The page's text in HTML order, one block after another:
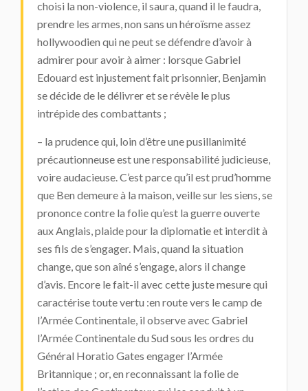
choisi la non-violence, il saura, quand il le faudra,
prendre les armes, non sans un héroïsme assez
hollywoodien qui ne peut se défendre d’avoir à
admirer pour avoir à aimer : lorsque Gabriel
Edouard est injustement fait prisonnier, Benjamin
se décide de le délivrer et se révèle le plus
intrépide des combattants ;
– la prudence qui, loin d’être une pusillanimité
précautionneuse est une responsabilité judicieuse,
voire audacieuse. C’est parce qu’il est prud’homme
que Ben demeure à la maison, veille sur les siens, se
prononce contre la folie qu’est la guerre ouverte
aux Anglais, plaide pour la diplomatie et interdit à
ses fils de s’engager. Mais, quand la situation
change, que son aîné s’engage, alors il change
d’avis. Encore le fait-il avec cette juste mesure qui
caractérise toute vertu :en route vers le camp de
l’Armée Continentale, il observe avec Gabriel
l’Armée Continentale du Sud sous les ordres du
Général Horatio Gates engager l’Armée
Britannique ; or, en reconnaissant la folie de